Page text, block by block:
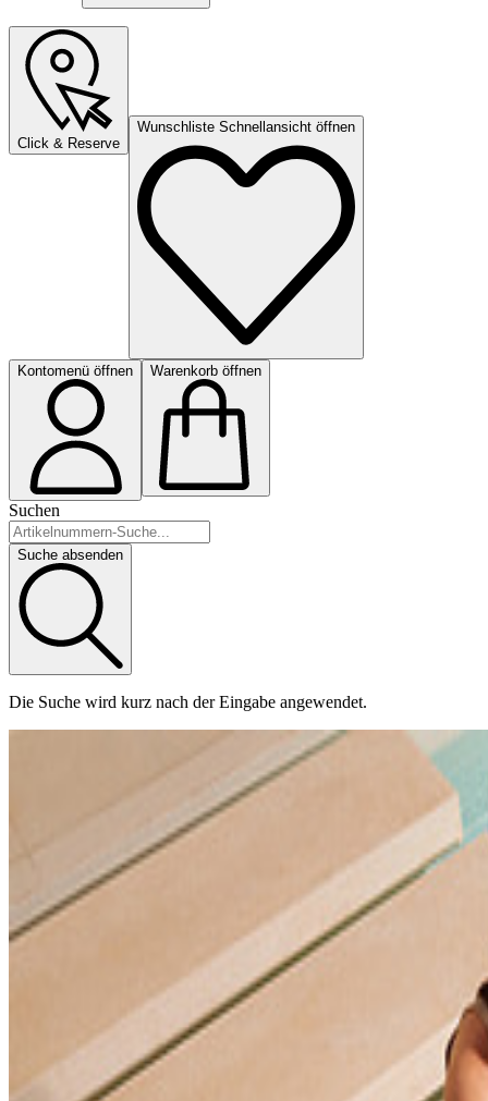
Click & Reserve
Wunschliste Schnellansicht öffnen
Kontomenü öffnen Warenkorb öffnen
Suchen
Suche absenden
Die Suche wird kurz nach der Eingabe angewendet.